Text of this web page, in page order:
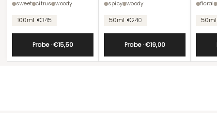
sweet citrus woody
100ml· €345
Probe · €15,50
spicy woody
Unit
50ml· €240
Probe · €19,00
floral
Unit
50ml